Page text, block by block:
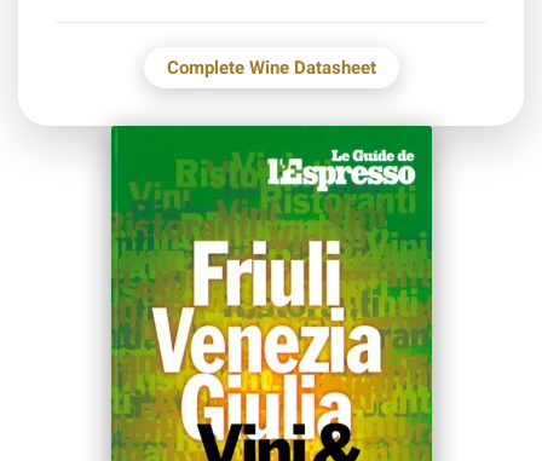
Complete Wine Datasheet